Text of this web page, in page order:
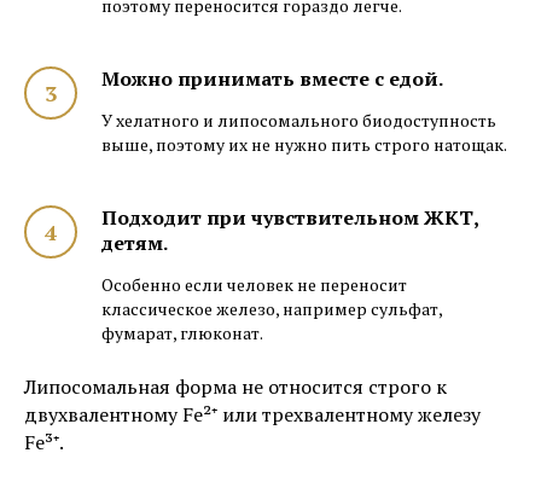
поэтому переносится гораздо легче.
Можно принимать вместе с едой.
У хелатного и липосомального биодоступность
выше, поэтому их не нужно пить строго натощак.
Подходит при чувствительном ЖКТ,
детям.
Особенно если человек не переносит
классическое железо, например сульфат,
фумарат, глюконат.
Липосомальная форма не относится строго к
двухвалентному Fe²⁺ или трехвалентному железу
Fe³⁺.